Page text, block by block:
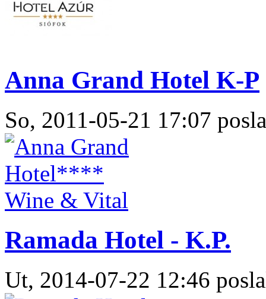
Anna Grand Hotel K-P
So, 2011-05-21 17:07
Ramada Hotel - K.P.
Ut, 2014-07-22 12:46